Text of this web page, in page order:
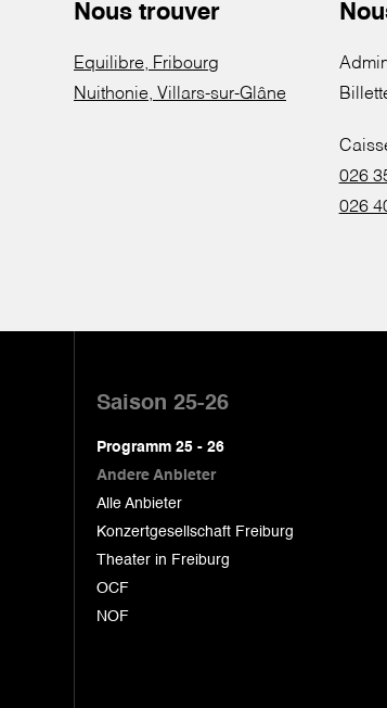
Nous trouver
Equilibre, Fribourg
Nuithonie, Villars-sur-Glâne
026
026
Saison 25-26
Programm 25 - 26
Andere Anbieter
Alle Anbieter
Konzertgesellschaft Freiburg
Theater in Freiburg
OCF
NOF